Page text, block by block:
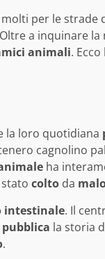
per le strade
a inquinare
animali.
la loro quotidiana
cagnolino
ha
colto da
intestinale. Il
pubblica la storia
.